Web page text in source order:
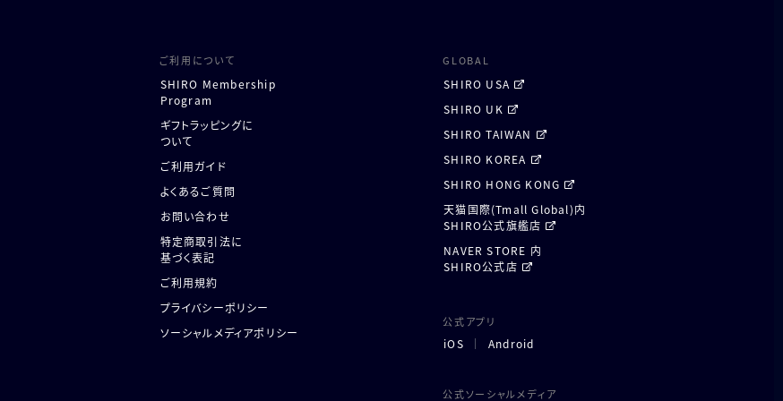
ご利用について
SHIRO Membership
Program
ギフトラッピングに
ついて
ご利用ガイド
よくあるご質問
お問い合わせ
特定商取引法に
基づく表記
ご利用規約
プライバシーポリシー
ソーシャルメディアポリシー
GLOBAL
SHIRO USA
SHIRO UK
SHIRO TAIWAN
SHIRO KOREA
SHIRO HONG KONG
天猫国際(Tmall Global)内
SHIRO公式旗艦店
NAVER STORE 内
SHIRO公式店
公式アプリ
iOS Android
公式ソーシャルメディア